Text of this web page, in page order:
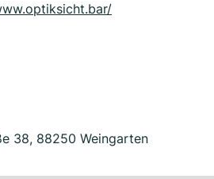
38, 88250 Weingarten